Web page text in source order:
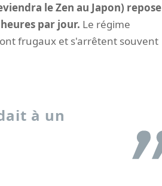
le Zen au Japon) repose
par jour. Le régime
frugaux et s'arrêtent souvent
à un